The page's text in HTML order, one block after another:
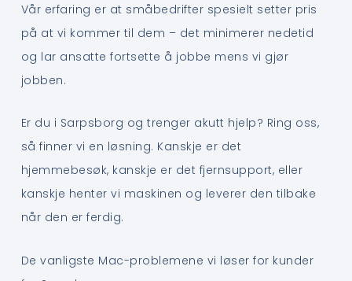
Vår erfaring er at småbedrifter spesielt setter pris
på at vi kommer til dem – det minimerer nedetid
og lar ansatte fortsette å jobbe mens vi gjør
jobben.
Er du i Sarpsborg og trenger akutt hjelp? Ring oss,
så finner vi en løsning. Kanskje er det
hjemmebesøk, kanskje er det fjernsupport, eller
kanskje henter vi maskinen og leverer den tilbake
når den er ferdig.
De vanligste Mac-problemene vi løser for kunder